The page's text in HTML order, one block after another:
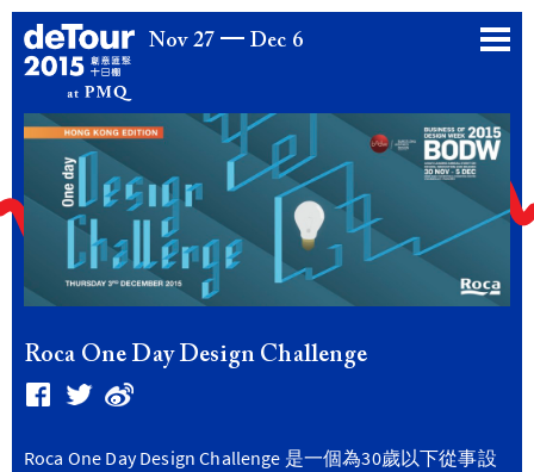
Nov 27 Dec 6
Roca One Day Design Challenge
Roca One Day Design Challenge 是一個為30歲以下從事設